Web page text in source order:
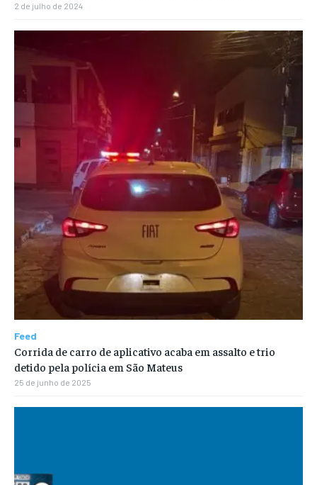
2 de julho de 2024
Feed
Corrida de carro de aplicativo acaba em assalto e trio
detido pela polícia em São Mateus
25 de junho de 2025